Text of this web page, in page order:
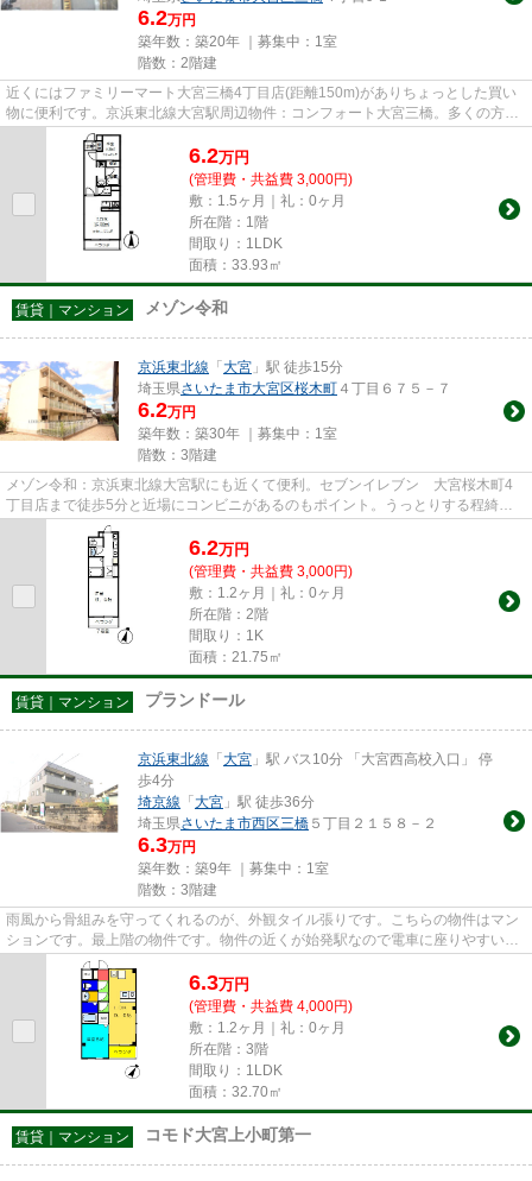
6.2万円
築年数：築20年 ｜募集中： 1室
階数：2階建
近くにはファミリーマート大宮三橋4丁目店(距離150m)がありちょっとした買い
物に便利です。京浜東北線大宮駅周辺物件：コンフォート大宮三橋。多くの方に
好評の、平成18年築の物件とな...
6.2万円
(管理費・共益費 3,000円)
敷：1.5ヶ月｜礼：0ヶ月
所在階：1階
間取り：1LDK
面積：33.93㎡
賃貸｜マンション メゾン令和
京浜東北線 「 大宮 」駅 徒歩15分
埼玉県さいたま市大宮区桜木町 ４丁目６７５－７
6.2万円
築年数：築30年 ｜募集中： 1室
階数：3階建
メゾン令和：京浜東北線大宮駅にも近くて便利。セブンイレブン 大宮桜木町4
丁目店まで徒歩5分と近場にコンビニがあるのもポイント。うっとりする程綺麗
な景色を眺められる、誰もが憧...
6.2万円
(管理費・共益費 3,000円)
敷：1.2ヶ月｜礼：0ヶ月
所在階：2階
間取り：1K
面積：21.75㎡
賃貸｜マンション プランドール
京浜東北線 「 大宮 」駅 バス10分 「大宮西高校入口」 停
歩4分
埼京線 「 大宮 」駅 徒歩36分
埼玉県さいたま市西区三橋 ５丁目２１５８－２
6.3万円
築年数：築9年 ｜募集中： 1室
階数：3階建
雨風から骨組みを守ってくれるのが、外観タイル張りです。こちらの物件はマン
ションです。最上階の物件です。物件の近くが始発駅なので電車に座りやすいで
す。京浜東北線大宮周辺に関...
6.3万円
(管理費・共益費 4,000円)
敷：1.2ヶ月｜礼：0ヶ月
所在階：3階
間取り：1LDK
面積：32.70㎡
賃貸｜マンション コモド大宮上小町第一